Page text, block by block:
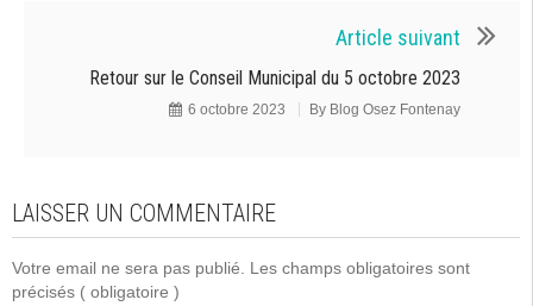
Article suivant
Retour sur le Conseil Municipal du 5 octobre 2023
6 octobre 2023 By Blog Osez Fontenay
LAISSER UN COMMENTAIRE
Votre email ne sera pas publié. Les champs obligatoires sont
précisés ( obligatoire )